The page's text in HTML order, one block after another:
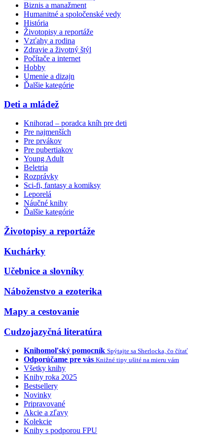
Biznis a manažment
Humanitné a spoločenské vedy
História
Životopisy a reportáže
Vzťahy a rodina
Zdravie a životný štýl
Počítače a internet
Hobby
Umenie a dizajn
Ďalšie kategórie
Deti a mládež
Knihorad – poradca kníh pre deti
Pre najmenších
Pre prvákov
Pre pubertiakov
Young Adult
Beletria
Rozprávky
Sci-fi, fantasy a komiksy
Leporelá
Náučné knihy
Ďalšie kategórie
Životopisy a reportáže
Kuchárky
Učebnice a slovníky
Náboženstvo a ezoterika
Mapy a cestovanie
Cudzojazyčná literatúra
Knihomoľský pomocník Spýtajte sa Sherlocka, čo čítať
Odporúčame pre vás Knižné tipy ušité na mieru vám
Všetky knihy
Knihy roka 2025
Bestsellery
Novinky
Pripravované
Akcie a zľavy
Kolekcie
Knihy s podporou FPU